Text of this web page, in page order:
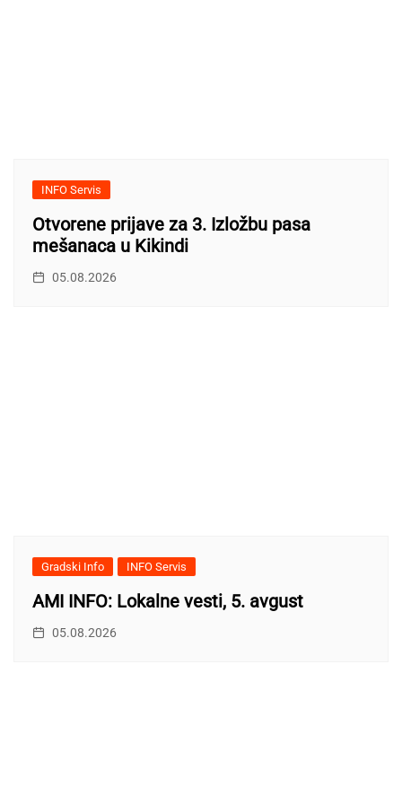
INFO Servis
Otvorene prijave za 3. Izložbu pasa
mešanaca u Kikindi
05.08.2026
Gradski Info INFO Servis
AMI INFO: Lokalne vesti, 5. avgust
05.08.2026